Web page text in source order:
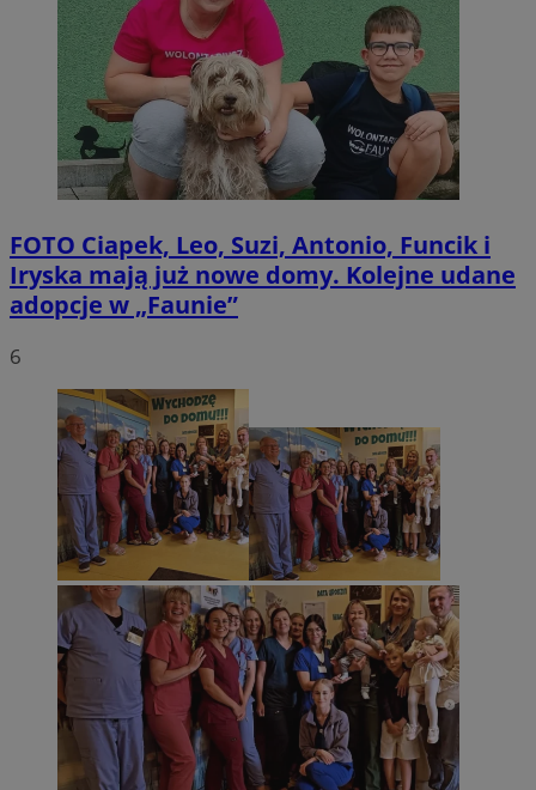
FOTO Ciapek, Leo, Suzi, Antonio, Funcik i
Iryska mają już nowe domy. Kolejne udane
adopcje w „Faunie”
6